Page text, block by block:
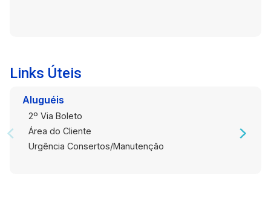
Links Úteis
Aluguéis
2º Via Boleto
Área do Cliente
Urgência Consertos/Manutenção